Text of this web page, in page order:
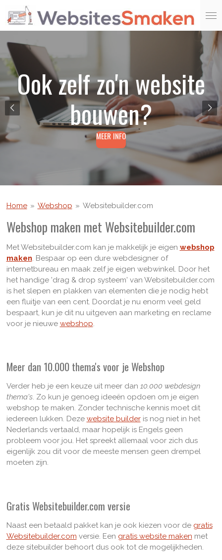
Ga
direct
naar
de
hoofdinhoud
Ook zelf zo'n website
bouwen?
MEER INFO
Home » Webshop » Websitebuilder.com
Webshop maken met Websitebuilder.com
Met Websitebuilder.com kan je makkelijk je eigen webshop
maken. Bespaar op een dure webdesigner of
internetbureau en maak zelf je eigen webwinkel. Door het
het handige 'drag & drop systeem' van Websitebuilder.com
is het slepen en plakken van elementen die je nodig hebt
een fluitje van een cent. Doordat je nu enorm veel geld
bespaart, kun je dit nu uitgeven aan marketing en reclame
voor je nieuwe webshop.
Meer dan 10.000 thema's voor je Webshop
Verder heb je een keuze uit meer dan 10.000 webdesign
thema's. Zo kun je genoeg ideeën opdoen om je eigen
webshop te maken. Zonder technische kennis moet dit
iedereen lukken. Deze website builderis nog niet in het
Nederlands vertaald, maar hopelijk is Engels geen
probleem voor jou. Het spreekt allemaal voor zich dus
eigenlijk zou dit voor de meeste mensen geen drempel
moeten zijn.
Gratis Websitebuilder.com versie
Naast een betaald pakket kan je ook kiezen voor de gratis
Websitebuilder.com versie. Een gratis website maken met
deze sitebuilder behoort dus ook tot de mogelijkheden.